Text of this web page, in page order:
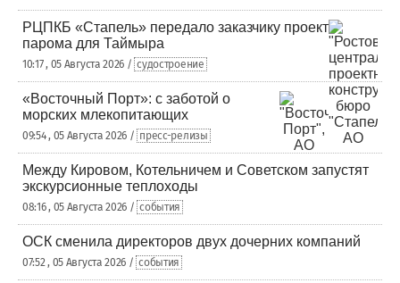
РЦПКБ «Стапель» передало заказчику проект
парома для Таймыра
10:17 , 05 Августа 2026 / судостроение
«Восточный Порт»: с заботой о
морских млекопитающих
09:54 , 05 Августа 2026 / пресс-релизы
Между Кировом, Котельничем и Советском запустят
экскурсионные теплоходы
08:16 , 05 Августа 2026 / события
ОСК сменила директоров двух дочерних компаний
07:52 , 05 Августа 2026 / события